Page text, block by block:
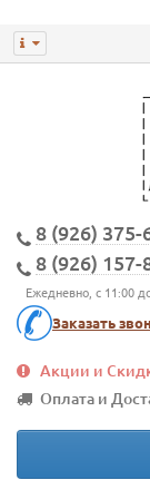
8 (926) 375-
8 (926) 157-
Ежедневно, с 11:00
Заказать
Акции и
Оплата и